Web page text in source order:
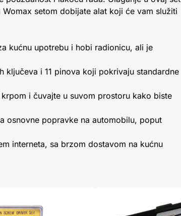
setom dobijate alat koji će vam služiti
kućnu upotrebu i hobi radionicu, ali je
ključeva i 11 pinova koji pokrivaju standardne
i čuvajte u suvom prostoru kako biste
osnovne popravke na automobilu, poput
interneta, sa brzom dostavom na kućnu